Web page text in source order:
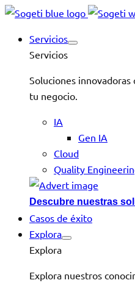
Servicios
Servicios
Soluciones
tu negocio.
IA
Gen IA
Cloud
Quality
Descubre nuestras
Casos de éxito
Explora
Explora
Explora nuestros